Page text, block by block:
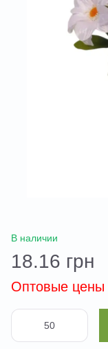
В наличии
18.16 грн
Оптовые цены